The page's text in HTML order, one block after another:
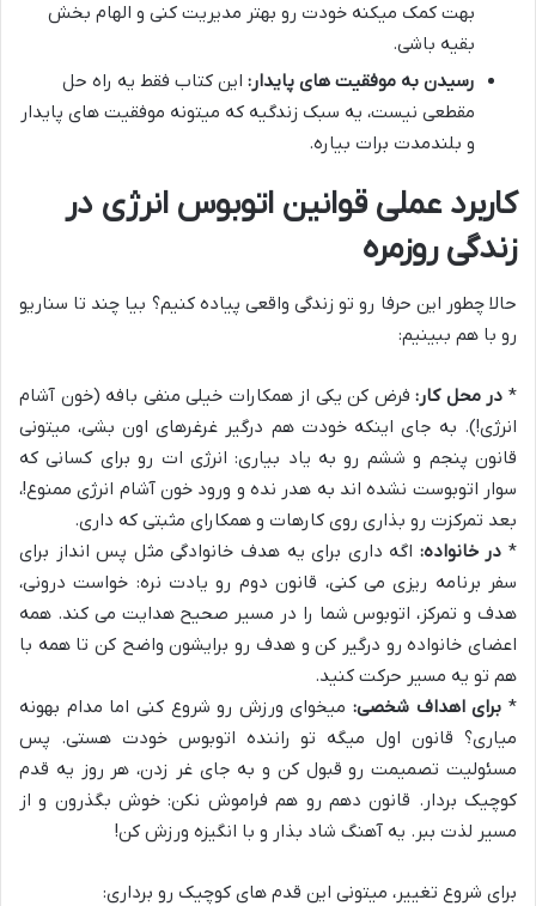
بهت کمک میکنه خودت رو بهتر مدیریت کنی و الهام بخش
بقیه باشی.
رسیدن به موفقیت های پایدار: این کتاب فقط یه راه حل
مقطعی نیست، یه سبک زندگیه که میتونه موفقیت های پایدار
و بلندمدت برات بیاره.
کاربرد عملی قوانین اتوبوس انرژی در
زندگی روزمره
حالا چطور این حرفا رو تو زندگی واقعی پیاده کنیم؟ بیا چند تا سناریو
رو با هم ببینیم:
* در محل کار:فرض کن یکی از همکارات خیلی منفی بافه (خون آشام
انرژی!). به جای اینکه خودت هم درگیر غرغرهای اون بشی، میتونی
قانون پنجم و ششم رو به یاد بیاری: انرژی ات رو برای کسانی که
سوار اتوبوست نشده اند به هدر نده و ورود خون آشام انرژی ممنوع!،
بعد تمرکزت رو بذاری روی کارهات و همکارای مثبتی که داری.
* در خانواده: اگه داری برای یه هدف خانوادگی مثل پس انداز برای
سفر برنامه ریزی می کنی، قانون دوم رو یادت نره: خواست درونی،
هدف و تمرکز، اتوبوس شما را در مسیر صحیح هدایت می کند. همه
اعضای خانواده رو درگیر کن و هدف رو برایشون واضح کن تا همه با
هم تو یه مسیر حرکت کنید.
* برای اهداف شخصی:میخوای ورزش رو شروع کنی اما مدام بهونه
میاری؟ قانون اول میگه تو راننده اتوبوس خودت هستی. پس
مسئولیت تصمیمت رو قبول کن و به جای غر زدن، هر روز یه قدم
کوچیک بردار. قانون دهم رو هم فراموش نکن: خوش بگذرون و از
مسیر لذت ببر. یه آهنگ شاد بذار و با انگیزه ورزش کن!
برای شروع تغییر، میتونی این قدم های کوچیک رو برداری: